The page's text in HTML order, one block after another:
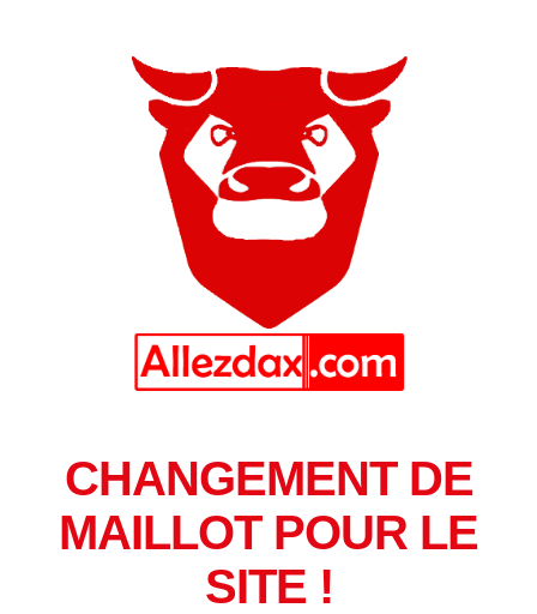
CHANGEMENT DE
MAILLOT POUR LE
SITE !